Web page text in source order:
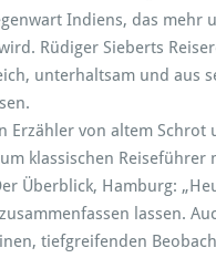
Indiens, das mehr
Rüdiger Sieberts
unterhaltsam und aus
Erzähler von altem Schrot
klassischen
Überblick, Hamburg:
lassen.
tiefgreifenden